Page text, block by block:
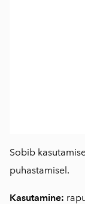
Sobib
puhastamisel.
Kasutamine: